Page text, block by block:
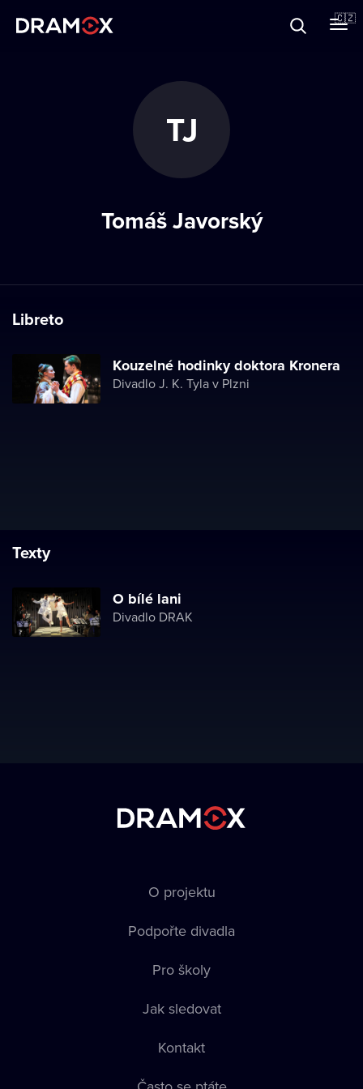
🇨🇿
TJ
Tomáš Javorský
Libreto
Kouzelné hodinky doktora Kronera
Divadlo J. K. Tyla v Plzni
Texty
O bílé lani
Divadlo DRAK
O projektu
Podpořte divadla
Pro školy
Jak sledovat
Kontakt